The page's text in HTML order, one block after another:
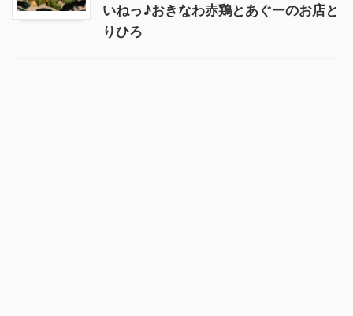
いねっ♪おきなわ赤鶏とあぐーのお店と
りひろ